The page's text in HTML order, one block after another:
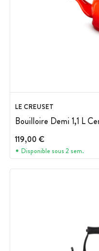
LE CREUSET
Bouilloire Demi 1,1 L
119,00 €
Disponible sous 2 sem.